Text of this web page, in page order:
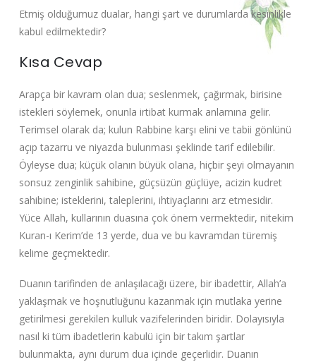
Etmiş olduğumuz dualar, hangi şart ve durumlarda kesinlikle
kabul edilmektedir?
Kısa Cevap
Arapça bir kavram olan dua; seslenmek, çağırmak, birisine
istekleri söylemek, onunla irtibat kurmak anlamına gelir.
Terimsel olarak da; kulun Rabbine karşı elini ve tabii gönlünü
açıp tazarru ve niyazda bulunması şeklinde tarif edilebilir.
Öyleyse dua; küçük olanın büyük olana, hiçbir şeyi olmayanın
sonsuz zenginlik sahibine, güçsüzün güçlüye, acizin kudret
sahibine; isteklerini, taleplerini, ihtiyaçlarını arz etmesidir.
Yüce Allah, kullarının duasına çok önem vermektedir, nitekim
Kuran-ı Kerim’de 13 yerde, dua ve bu kavramdan türemiş
kelime geçmektedir.
Duanın tarifinden de anlaşılacağı üzere, bir ibadettir, Allah’a
yaklaşmak ve hoşnutluğunu kazanmak için mutlaka yerine
getirilmesi gerekilen kulluk vazifelerinden biridir. Dolayısıyla
nasıl ki tüm ibadetlerin kabulü için bir takım şartlar
bulunmakta, aynı durum dua içinde geçerlidir. Duanın